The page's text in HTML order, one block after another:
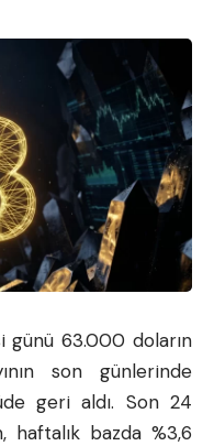
günü 63.000 doların
son günlerinde
geri aldı. Son 24
haftalık bazda %3,6